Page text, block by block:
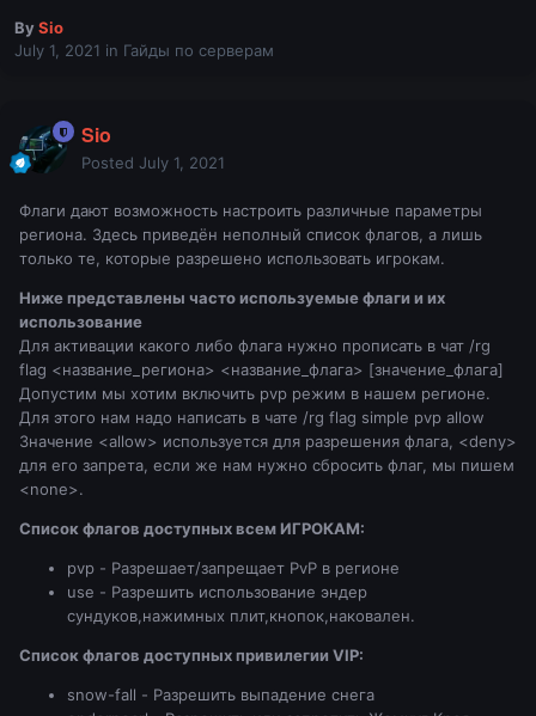
BySio
July 1, 2021 in Гайды по серверам
Sio
Posted July 1, 2021
Флаги дают возможность настроить различные параметры
региона. Здесь приведён неполный список флагов, а лишь
только те, которые разрешено использовать игрокам.
Ниже представлены часто используемые флаги и их
использование
Для активации какого либо флага нужно прописать в чат /rg
flag <название_региона> <название_флага> [значение_флага]
Допустим мы хотим включить pvp режим в нашем регионе.
Для этого нам надо написать в чате /rg flag simple pvp allow
Значение <allow> используется для разрешения флага, <deny>
для его запрета, если же нам нужно сбросить флаг, мы пишем
<none>.
Список флагов доступных всем ИГРОКАМ:
pvp - Разрешает/запрещает PvP в регионе
use - Разрешить использование эндер
сундуков,нажимных плит,кнопок,наковален.
Список флагов доступных привилегии VIP:
snow-fall - Разрешить выпадение снега